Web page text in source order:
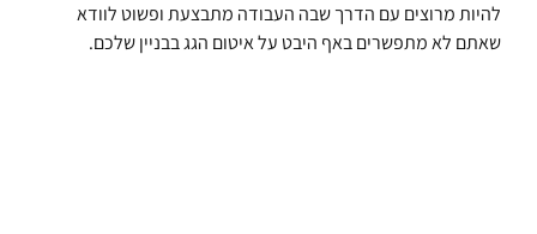
להיות מרוצים עם הדרך שבה העבודה מתבצעת ופשוט לוודא
שאתם לא מתפשרים באף היבט על איטום הגג בבניין שלכם.